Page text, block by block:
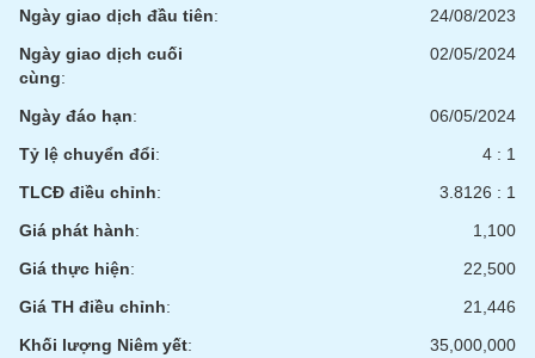
Ngày giao dịch đầu tiên:
24/08/2023
Ngày giao dịch cuối
cùng:
02/05/2024
Ngày đáo hạn:
06/05/2024
Tỷ lệ chuyển đổi:
4 : 1
TLCĐ điều chỉnh:
3.8126 : 1
Giá phát hành:
1,100
Giá thực hiện:
22,500
Giá TH điều chỉnh:
21,446
Khối lượng Niêm yết: 35,000,000
tư
Truyền
thông
chính
Dữ
liệu